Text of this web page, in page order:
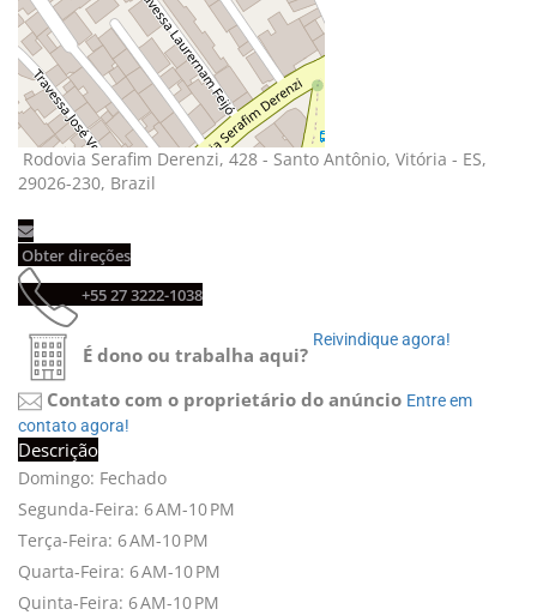
Rodovia Serafim Derenzi, 428 - Santo Antônio, Vitória - ES,
29026-230, Brazil
Obter direções
+55 27 3222-1038
É dono ou trabalha aqui?
Reivindique agora!
Contato com o proprietário do anúncio Entre em
contato agora!
Descrição
Domingo: Fechado
Segunda-Feira: 6 AM-10 PM
Terça-Feira: 6 AM-10 PM
Quarta-Feira: 6 AM-10 PM
Quinta-Feira: 6 AM-10 PM